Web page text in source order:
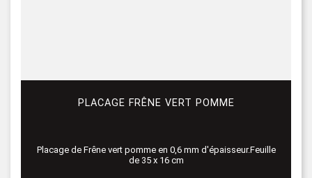
PLACAGE FRÊNE VERT POMME
Placage de Frêne vert pomme en 0,6 mm d'épaisseur.Feuille
de 35 x 16 cm